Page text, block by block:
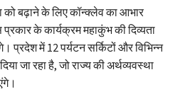
को बढ़ाने के लिए कॉन्क्लेव का आभार
के कार्यक्रम महाकुंभ की दिव्यता
प्रदेश में 12 पर्यटन सर्किटों और विभिन्न
जा रहा है, जो राज्य की अर्थव्यवस्था